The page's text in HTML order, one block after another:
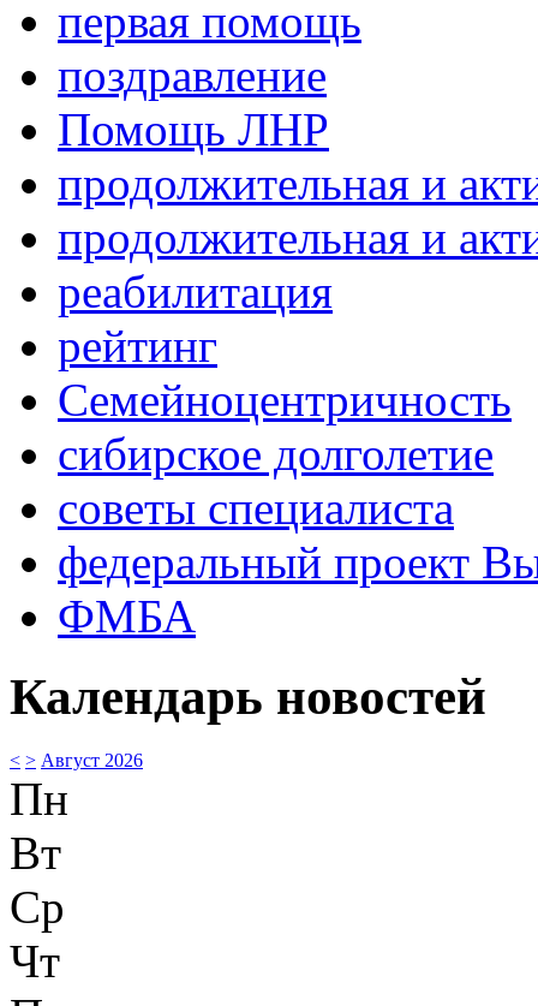
первая помощь
поздравление
Помощь ЛНР
продолжительная и
продолжительная и
реабилитация
рейтинг
Семейноцентричность
сибирское долголетие
советы специалиста
федеральный проект
ФМБА
Календарь новостей
< > Август 2026
Пн
Вт
Ср
Чт